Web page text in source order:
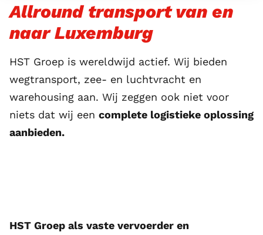
Allround transport van en
naar Luxemburg
HST Groep is wereldwijd actief. Wij bieden
wegtransport, zee- en luchtvracht en
warehousing aan. Wij zeggen ook niet voor
niets dat wij een complete logistieke oplossing
aanbieden.
HST Groep als vaste vervoerder en